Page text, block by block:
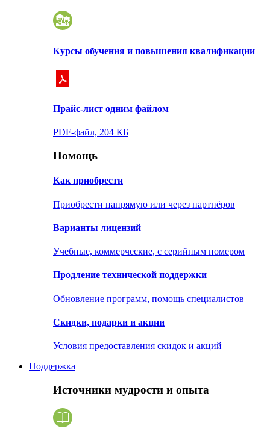
Курсы обучения и повышения квалификации
Прайс-лист одним файлом
PDF-файл, 204 КБ
Помощь
Как приобрести
Приобрести напрямую или через партнёров
Варианты лицензий
Учебные, коммерческие, с серийным номером
Продление технической поддержки
Обновление программ, помощь специалистов
Скидки, подарки и акции
Условия предоставления скидок и акций
Поддержка
Источники мудрости и опыта